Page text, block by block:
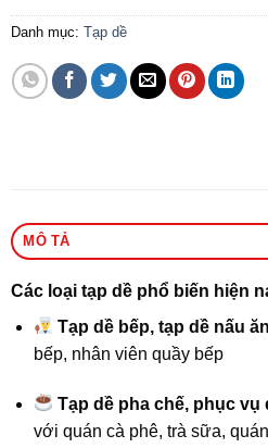
Danh mục: Tạp dề
MÔ TẢ
Các loại tạp dề phổ biến hiện
Tạp dề bếp, tạp dề nấu ăn
bếp, nhân viên quầy bếp
Tạp dề pha chế, phục vụ
với quán cà phê, trà sữa,